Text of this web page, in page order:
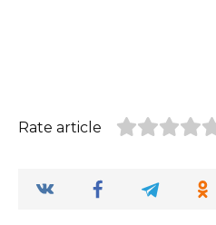
Rate article